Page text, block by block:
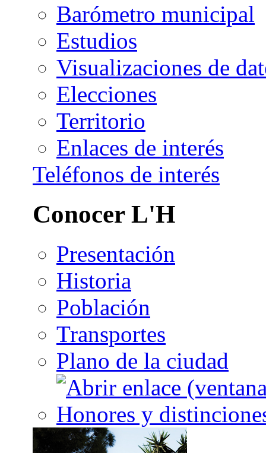
Barómetro municipal
Estudios
Visualizaciones de
Elecciones
Territorio
Enlaces de interés
Teléfonos de interés
Conocer L'H
Presentación
Historia
Población
Transportes
Plano de la ciudad
Honores y